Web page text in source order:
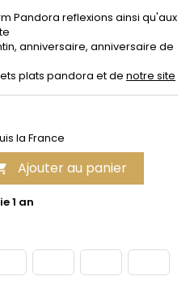
Pandora reflexions ainsi qu'aux
anniversaire, anniversaire de
plats pandora et de notre site
la France
Ajouter au panier
1 an